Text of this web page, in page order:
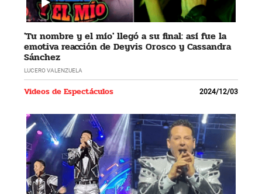
'Tu nombre y el mío' llegó a su final: así fue la
emotiva reacción de Deyvis Orosco y Cassandra
Sánchez
LUCERO VALENZUELA
Videos de Espectáculos 2024/12/03